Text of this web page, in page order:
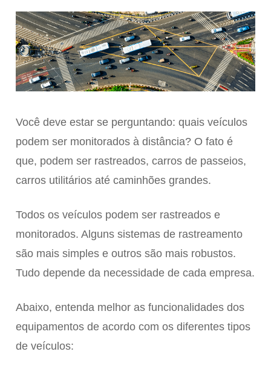
Você deve estar se perguntando: quais veículos
podem ser monitorados à distância? O fato é
que, podem ser rastreados, carros de passeios,
carros utilitários até caminhões grandes.
Todos os veículos podem ser rastreados e
monitorados. Alguns sistemas de rastreamento
são mais simples e outros são mais robustos.
Tudo depende da necessidade de cada empresa.
Abaixo, entenda melhor as funcionalidades dos
equipamentos de acordo com os diferentes tipos
de veículos: